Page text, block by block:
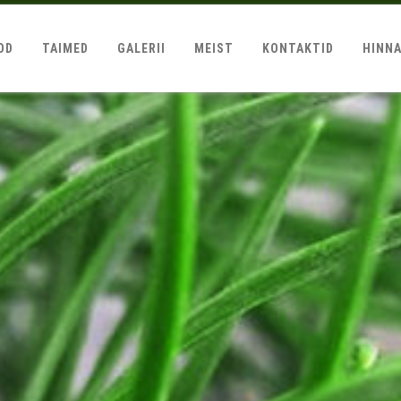
TAIMED GALERII MEIST KONTAKTID